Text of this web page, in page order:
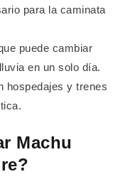
para la caminata
puede cambiar
en un solo día.
hospedajes y trenes
Machu